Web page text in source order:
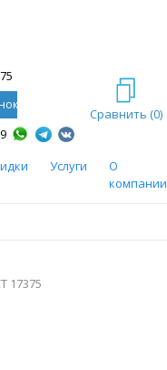
Сравнить (0)
Услуги
О
компании
17375